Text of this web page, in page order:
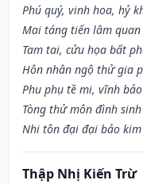
Phú quý, vinh hoa, hỷ
Mai táng tiến lâm quan
Tam tai, cửu họa bất
Hôn nhân ngộ thử gia
Phu phụ tề mi, vĩnh
Tòng thử môn đình
Nhi tôn đại đại bảo kim
Thập Nhị Kiến Trừ